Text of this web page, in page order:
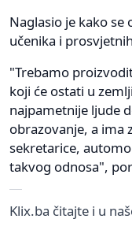
Naglasio je kako
učenika i
"Trebamo
koji će ostati u
najpametnije ljude
obrazovanje, a ima
sekretarice,
takvog odnosa",
Klix.ba čitajte i u